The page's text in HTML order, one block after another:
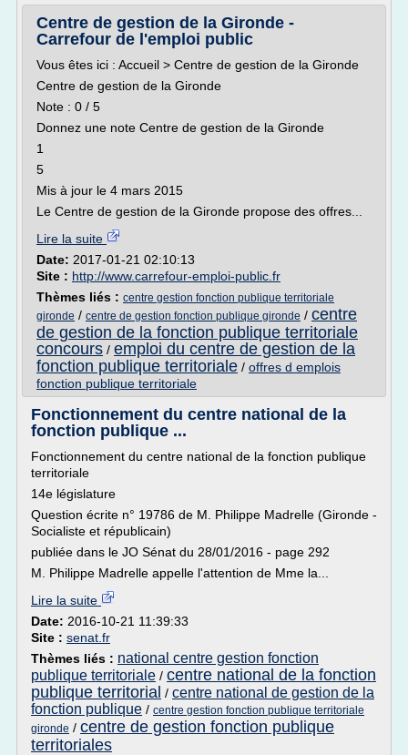
Centre de gestion de la Gironde -
Carrefour de l'emploi public
Vous êtes ici : Accueil > Centre de gestion de la Gironde
Centre de gestion de la Gironde
Note : 0 / 5
Donnez une note Centre de gestion de la Gironde
1
5
Mis à jour le 4 mars 2015
Le Centre de gestion de la Gironde propose des offres...
Lire la suite
Date: 2017-01-21 02:10:13
Site : http://www.carrefour-emploi-public.fr
Thèmes liés : centre gestion fonction publique territoriale
gironde / centre de gestion fonction publique gironde / centre
de gestion de la fonction publique territoriale
concours / emploi du centre de gestion de la
fonction publique territoriale / offres d emplois
fonction publique territoriale
Fonctionnement du centre national de la
fonction publique ...
Fonctionnement du centre national de la fonction publique
territoriale
14e législature
Question écrite n° 19786 de M. Philippe Madrelle (Gironde -
Socialiste et républicain)
publiée dans le JO Sénat du 28/01/2016 - page 292
M. Philippe Madrelle appelle l'attention de Mme la...
Lire la suite
Date: 2016-10-21 11:39:33
Site : senat.fr
Thèmes liés : national centre gestion fonction
publique territoriale / centre national de la fonction
publique territorial / centre national de gestion de la
fonction publique / centre gestion fonction publique territoriale
gironde / centre de gestion fonction publique
territoriales